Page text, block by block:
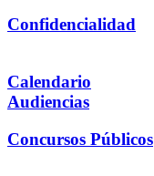
Confidencialidad
Calendario
Audiencias
Concursos Públicos